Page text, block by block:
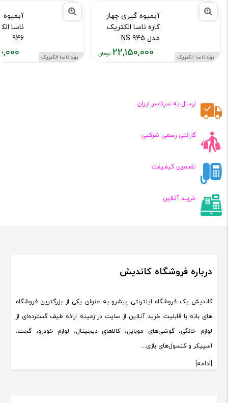
برند ناسا الکتریک
آبمیوه گیری چهار
کاره ناسا الکتریک
مدل NS 945
کد محصول :11412
22,150,000 برند ناسا الکتریک
946
کد محصول
ارسـال به سرتاسر ایران
گارانتی رسمی شرکتی
تضـمین کیفـیفت
خریــد آنلاین
درباره فروشگاه کاندیش
کاندیش یک فروشگاه اینترنتی پیشرو به عنوان یکی از بزرگترین فروشگاه
های بانه با قابلیت خرید آنلاین از سایت در زمینه ارائه طیف گسترده‌ای از
لوازم خانگی، گوشی‌های موبایل، کالاهای دیجیتال، لوازم خودرو، گجت،
اسپیکر و کنسول‌های بازی...
[ادامه]